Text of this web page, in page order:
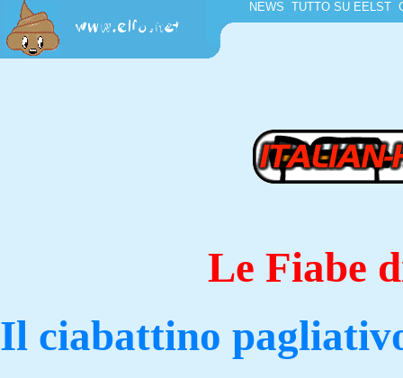
NEWS TUTTO SU EELST
Le Fiabe
Il ciabattino